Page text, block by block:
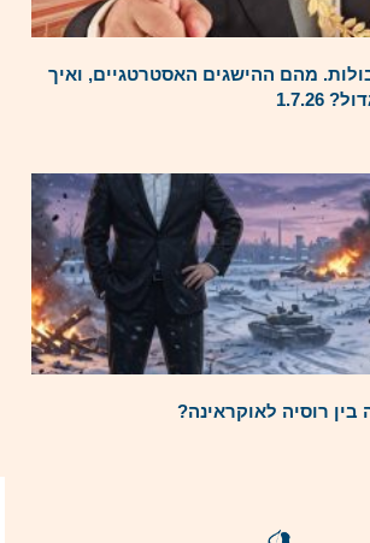
מהם ההישגים האסטרטגיים, ואיך
1.7.26
רוסיה לאוקראינה?